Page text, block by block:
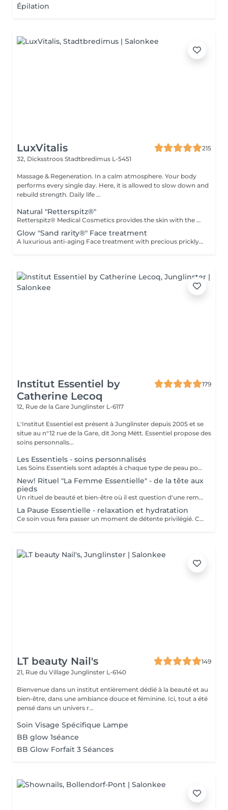
Épilation
LuxVitalis
215
32, Dicksstroos Stadtbredimus L-5451
Massage & Regeneration. In a calm atmosphere. Your body
performs every single day. Here, it is allowed to slow down and
rebuild strength. Daily life ...
Natural "Retterspitz®"
Retterspitz® Medical Cosmetics provides the skin with the best, natural care products and ingredients. Traditional knowledge ensures radiant skin. Well-groomed skin is beautiful skin. A fresh, radiant complexion is not a question of age, but of care. The skin is supplied with the best care ingredients and natural ingredients such as Q10, provitamin B5, urea, valuable oils and selected plant extracts. For Retterspitz, consistent care also means consistently avoiding artificial additives such as odorants, critical emulsifiers, animal components, nanoparticles, unnecessary preservatives, microplastics and much more... Cleansing, peeling, facial massage, mask, final care.
Glow "Sand rarity®" Face treatment
A luxurious anti-aging Face treatment with precious prickly pear seed oil regenerates and imparts a radiantly fresh complexion. Includes cleanser, mask, eye contour serum, and finishing cream. Natural and certified ingredients: 99% of natural origin, enriched with precious plant oils, and Cosmos Natural certified, guaranteeing impeccable quality and ethical practices.
Institut Essentiel by
Catherine Lecoq
179
12, Rue de la Gare Junglinster L-6117
L'Institut Essentiel est présent à Junglinster depuis 2005 et se
situe au n°12 rue de la Gare, dit Jong Mëtt. Essentiel propose des
soins personnalis...
Les Essentiels - soins personnalisés
Les Soins Essentiels sont adaptés à chaque type de peau pour répondre à vos attentes et besoins. Incluant un diagnostique, un nettoyage et gommage adapté, les soins spécifiques d'hydratation, le modelage et drainage manuel du visage et une pose masque. Suivant les besoins diagnostiqués je vous proposerai un protocole se soin le plus adapté pour que vous obteniez le meilleur résultat. Le soin Global inclut les épilations sourcils et contour bouche. Le but des soins essentiels étant d'apporter un soulagement, un effet et une expérience adaptée pour des résultats durables. Inclure un massage INDIBA® à votre soin essentiel augmente les effets des soins apportés et augmente le résultat (oxygénation, détente musculaire, hydratation, anti-âge, anti inflammatoire, équilibrant) Le point fort du soin: le massage évidemment et le résultat grâce aux soins ciblés. Pour plus de renseignements n'hésitez pas à prendre contact avec nous. Pensez à réserver vos teintures, épilations etc séparément dans "les plus essentiels à réserver", ces prestations ne sont pas incluses dans le prix ni la durée d'un soin essentiel. A bientôt. Catherine
New! Rituel "La Femme Essentielle" - de la tête aux
pieds
Un rituel de beauté et bien-être où il est question d'une remise en beauté de la tête aux pieds. Plus qu'un simple soin, le Rituel La Femme Essentielle est une parenthèse bien-être et beauté. Entre les mains expérimentées de Catherine Lecoq vous vous laisserez porter et surprendre. 2h30-3h lors desquelles vous n'avez rien à faire, ni à penser. Je m'en charge pour vous et je ne laisserai rien au hasard. Résultat: un émerveillement et un changement subtile pour vous embellir. Le rituel comprend un - soin du visage - remise en beauté des mains et pieds - remise en beauté des cils et sourcils - massages relaxants personnalisés -
La Pause Essentielle - relaxation et hydratation
Ce soin vous fera passer un moment de détente privilégié. Ce soin s'adresse à toutes et tous qui souhaite passer un moment agréable et oublier le quotidien. Hydratation, gommage, massage tout en douceur. Convient à tout type de peau (soins adaptés) Le point fort: Le massage sans aucun doute!
LT beauty Nail's
149
21, Rue du Village Junglinster L-6140
Bienvenue dans un institut entièrement dédié à la beauté et au
bien-être, dans une ambiance douce et féminine. Ici, tout a été
pensé dans un univers r...
Soin Visage Spécifique Lampe
BB glow 1séance
BB Glow Forfait 3 Séances